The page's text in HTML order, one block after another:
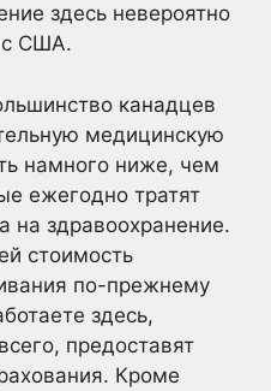
здесь невероятно
с США.
канадцев
медицинскую
намного ниже, чем
ежегодно тратят
на здравоохранение.
стоимость
по-прежнему
здесь,
предоставят
Кроме